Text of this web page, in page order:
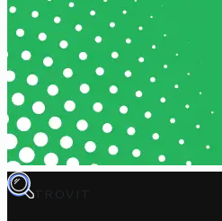
TROVIT